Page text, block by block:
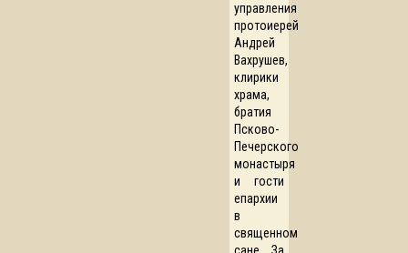
управления
протоиерей
Андрей
Вахрушев,
клирики
храма,
братия
Псково-
Печерского
монастыря
и гости
епархии
в
священном